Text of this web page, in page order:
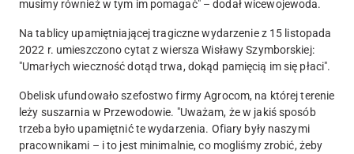
musimy również w tym im pomagać" – dodał wicewojewoda.
Na tablicy upamiętniającej tragiczne wydarzenie z 15 listopada
2022 r. umieszczono cytat z wiersza Wisławy Szymborskiej:
"Umarłych wieczność dotąd trwa, dokąd pamięcią im się płaci".
Obelisk ufundowało szefostwo firmy Agrocom, na której terenie
leży suszarnia w Przewodowie. "Uważam, że w jakiś sposób
trzeba było upamiętnić te wydarzenia. Ofiary były naszymi
pracownikami – i to jest minimalnie, co mogliśmy zrobić, żeby